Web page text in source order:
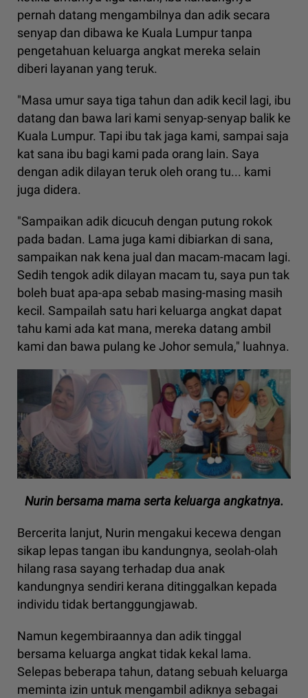
pernah datang mengambilnya dan adik secara
senyap dan dibawa ke Kuala Lumpur tanpa
pengetahuan keluarga angkat mereka selain
diberi layanan yang teruk.
"Masa umur saya tiga tahun dan adik kecil lagi, ibu
datang dan bawa lari kami senyap-senyap balik ke
Kuala Lumpur. Tapi ibu tak jaga kami, sampai saja
kat sana ibu bagi kami pada orang lain. Saya
dengan adik dilayan teruk oleh orang tu... kami
juga didera.
"Sampaikan adik dicucuh dengan putung rokok
pada badan. Lama juga kami dibiarkan di sana,
sampaikan nak kena jual dan macam-macam lagi.
Sedih tengok adik dilayan macam tu, saya pun tak
boleh buat apa-apa sebab masing-masing masih
kecil. Sampailah satu hari keluarga angkat dapat
tahu kami ada kat mana, mereka datang ambil
kami dan bawa pulang ke Johor semula," luahnya.
Nurin bersama mama serta keluarga angkatnya.
Bercerita lanjut, Nurin mengakui kecewa dengan
sikap lepas tangan ibu kandungnya, seolah-olah
hilang rasa sayang terhadap dua anak
kandungnya sendiri kerana ditinggalkan kepada
individu tidak bertanggungjawab.
Namun kegembiraannya dan adik tinggal
bersama keluarga angkat tidak kekal lama.
Selepas beberapa tahun, datang sebuah keluarga
meminta izin untuk mengambil adiknya sebagai